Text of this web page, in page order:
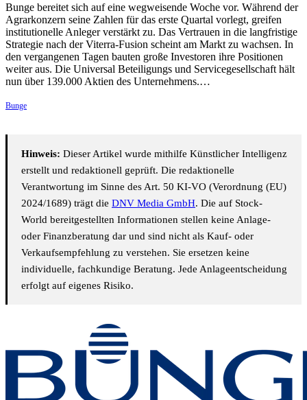
Bunge bereitet sich auf eine wegweisende Woche vor. Während der
Agrarkonzern seine Zahlen für das erste Quartal vorlegt, greifen
institutionelle Anleger verstärkt zu. Das Vertrauen in die langfristige
Strategie nach der Viterra-Fusion scheint am Markt zu wachsen. In
den vergangenen Tagen bauten große Investoren ihre Positionen
weiter aus. Die Universal Beteiligungs und Servicegesellschaft hält
nun über 139.000 Aktien des Unternehmens.…
Bunge
Hinweis: Dieser Artikel wurde mithilfe Künstlicher Intelligenz
erstellt und redaktionell geprüft. Die redaktionelle
Verantwortung im Sinne des Art. 50 KI-VO (Verordnung (EU)
2024/1689) trägt die DNV Media GmbH. Die auf Stock-
World bereitgestellten Informationen stellen keine Anlage-
oder Finanzberatung dar und sind nicht als Kauf- oder
Verkaufsempfehlung zu verstehen. Sie ersetzen keine
individuelle, fachkundige Beratung. Jede Anlageentscheidung
erfolgt auf eigenes Risiko.